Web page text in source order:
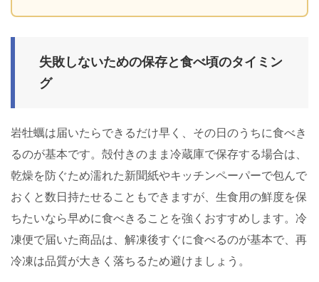
失敗しないための保存と食べ頃のタイミン
グ
岩牡蠣は届いたらできるだけ早く、その日のうちに食べき
るのが基本です。殻付きのまま冷蔵庫で保存する場合は、
乾燥を防ぐため濡れた新聞紙やキッチンペーパーで包んで
おくと数日持たせることもできますが、生食用の鮮度を保
ちたいなら早めに食べきることを強くおすすめします。冷
凍便で届いた商品は、解凍後すぐに食べるのが基本で、再
冷凍は品質が大きく落ちるため避けましょう。